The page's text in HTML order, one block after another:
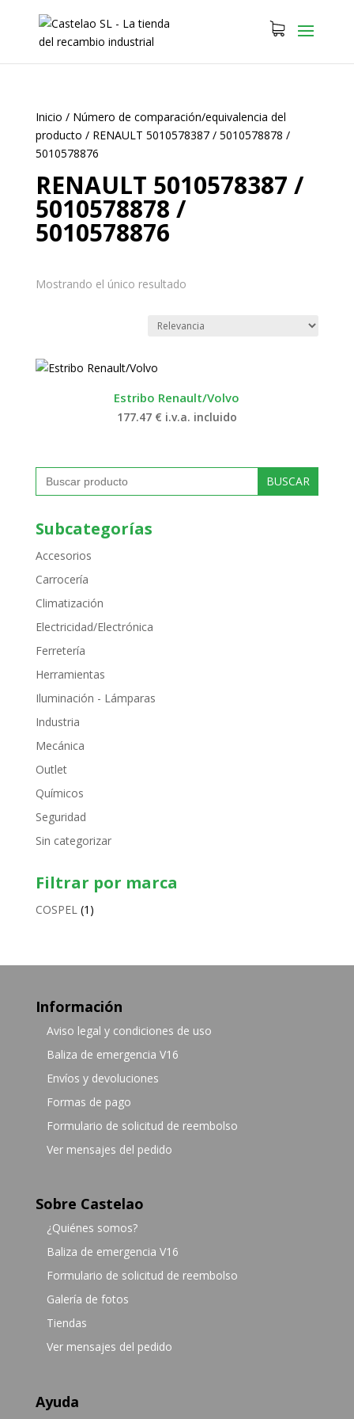
Inicio / Número de comparación/equivalencia del
producto / RENAULT 5010578387 / 5010578878 /
5010578876
RENAULT 5010578387 /
5010578878 /
5010578876
Mostrando el único resultado
Estribo Renault/Volvo
177.47 € i.v.a. incluido
Buscar:
Subcategorías
Accesorios
Carrocería
Climatización
Electricidad/Electrónica
Ferretería
Herramientas
Iluminación - Lámparas
Industria
Mecánica
Outlet
Químicos
Seguridad
Sin categorizar
Filtrar por marca
COSPEL (1)
Información
Aviso legal y condiciones de uso
Baliza de emergencia V16
Envíos y devoluciones
Formas de pago
Formulario de solicitud de reembolso
Ver mensajes del pedido
Sobre Castelao
¿Quiénes somos?
Baliza de emergencia V16
Formulario de solicitud de reembolso
Galería de fotos
Tiendas
Ver mensajes del pedido
Ayuda